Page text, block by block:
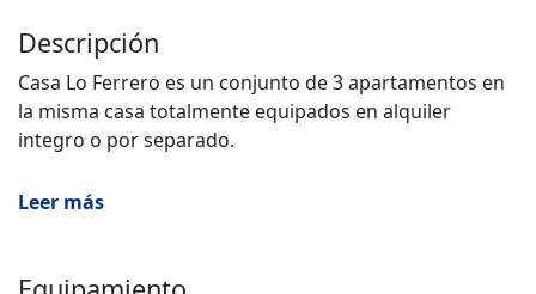
Descripción
Casa Lo Ferrero es un conjunto de 3 apartamentos en
la misma casa totalmente equipados en alquiler
integro o por separado.
Acceso directo a jardín privado de 400m2, barbacoa,
PANADERÍA (5 personas)
Leer más